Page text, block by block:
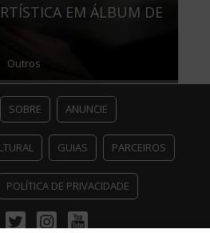
EM ÁLBUM DE
Outros
SOBRE ANUNCIE
GUIAS PARCEIROS
POLÍTICA DE PRIVACIDADE
TwitterInstagramYoutube